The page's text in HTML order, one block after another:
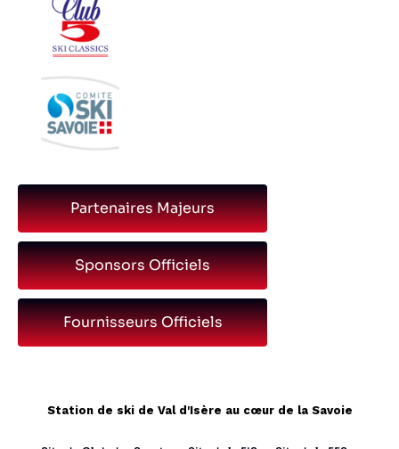
Partenaires Majeurs
Sponsors Officiels
Fournisseurs Officiels
Station de ski de Val d'Isère au cœur de la Savoie